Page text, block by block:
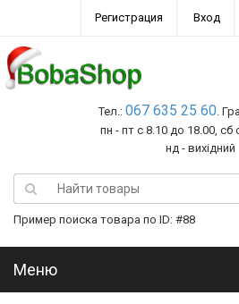
Регистрация Вход
Тел.: 067 635 25 60.
пн - пт с 8.10 до 18.00, сб
нд - вихідний
Пример поиска товара по ID: #88
Меню